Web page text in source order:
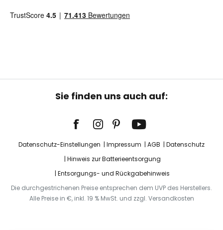
Sie finden uns auch auf:
Datenschutz-Einstellungen Impressum AGB
Datenschutz
Hinweis zur Batterieentsorgung
Entsorgungs- und Rückgabehinweis
Die durchgestrichenen Preise entsprechen dem UVP des Herstellers.
Alle Preise in €, inkl. 19 % MwSt. und zzgl. Versandkosten